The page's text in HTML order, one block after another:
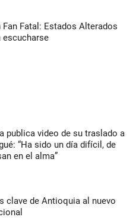
Fatal: Estados Alterados
escucharse
publica video de su traslado a
“Ha sido un día difícil, de
en el alma”
clave de Antioquia al nuevo